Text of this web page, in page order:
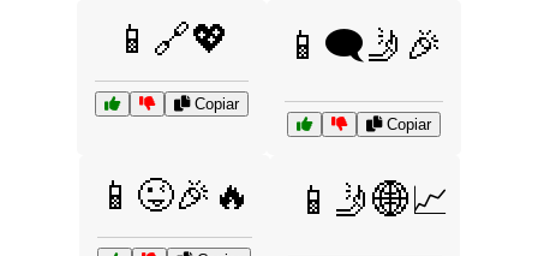
📱🔗💖
Copiar
📱🗨️🤳🎉
Copiar
📱😜🎉🔥 📱🤳🌐📈